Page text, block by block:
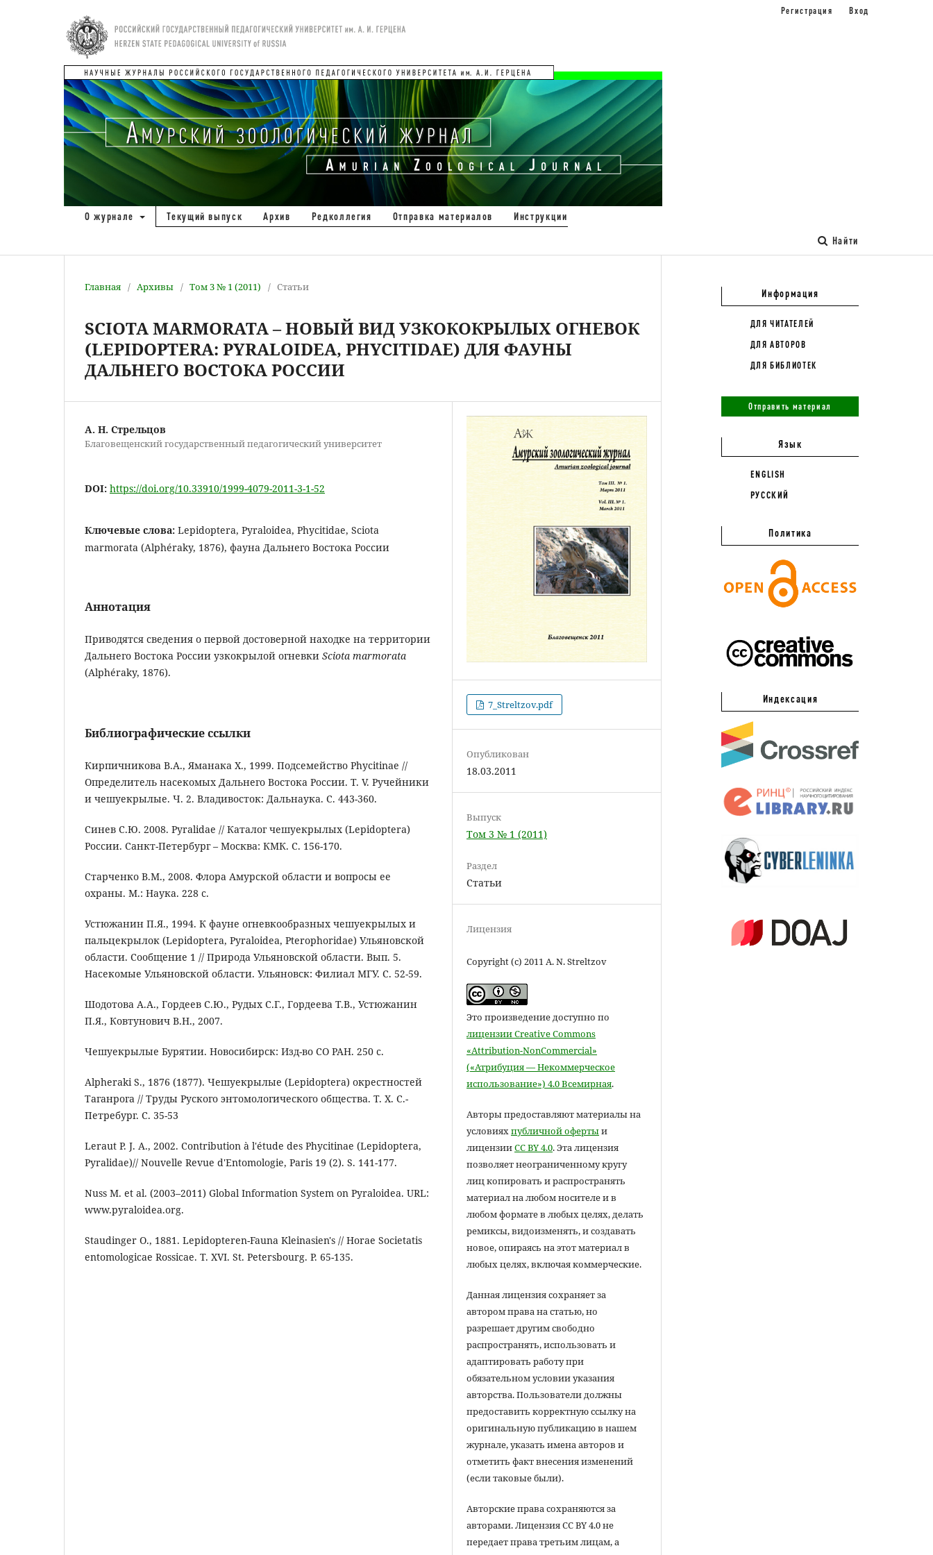
О журнале Текущий выпуск Архив Редколлегия Отправка материалов Инструкции
Найти
Регистрация Вход
Главная / Архивы / Том 3 № 1 (2011) / Статьи
SCIOTA MARMORATA – НОВЫЙ ВИД УЗКОКОКРЫЛЫХ ОГНЕВОК
(LEPIDOPTERA: PYRALOIDEA, PHYCITIDAE) ДЛЯ ФАУНЫ
ДАЛЬНЕГО ВОСТОКА РОССИИ
А. Н. Стрельцов
Благовещенский государственный педагогический университет
DOI: https://doi.org/10.33910/1999-4079-2011-3-1-52
Ключевые слова: Lepidoptera, Pyraloidea, Phycitidae, Sciota
marmorata (Alphéraky, 1876), фаунa Дальнего Востока России
Аннотация
Приводятся сведения о первой достоверной находке на территории
Дальнего Востока России узкокрылой огневки Sciota marmorata
(Alphéraky, 1876).
Библиографические ссылки
Кирпичникова В.А., Яманака Х., 1999. Подсемейство Phycitinae //
Определитель насекомых Дальнего Востока России. Т. V. Ручейники
и чешуекрылые. Ч. 2. Владивосток: Дальнаука. С. 443-360.
Синев С.Ю. 2008. Pyralidae // Каталог чешуекрылых (Lepidoptera)
России. Санкт-Петербург – Москва: КМК. С. 156-170.
Старченко В.М., 2008. Флора Амурской области и вопросы ее
охраны. М.: Наука. 228 с.
Устюжанин П.Я., 1994. К фауне огневкообразных чешуекрылых и
пальцекрылок (Lepidoptera, Pyraloidea, Pterophoridae) Ульяновской
области. Сообщение 1 // Природа Ульяновской области. Вып. 5.
Насекомые Ульяновской области. Ульяновск: Филиал МГУ. C. 52-59.
Шодотова А.А., Гордеев С.Ю., Рудых С.Г., Гордеева Т.В., Устюжанин
П.Я., Ковтунович В.Н., 2007.
Чешуекрылые Бурятии. Новосибирск: Изд-во СО РАН. 250 с.
Alpheraki S., 1876 (1877). Чешуекрылые (Lepidoptera) окрестностей
Таганрога // Труды Руского энтомологического общества. Т. X. С.-
Петребург. С. 35-53
Leraut P. J. A., 2002. Contribution à l'étude des Phycitinae (Lepidoptera,
Pyralidae)// Nouvelle Revue d'Entomologie, Paris 19 (2). S. 141-177.
Nuss M. et al. (2003–2011) Global Information System on Pyraloidea. URL:
www.pyraloidea.org.
Staudinger O., 1881. Lepidopteren-Fauna Kleinasien's // Horae Societatis
entomologicae Rossicae. Т. XVI. St. Petersbourg. P. 65-135.
7_Streltzov.pdf
Опубликован
18.03.2011
Выпуск
Том 3 № 1 (2011)
Раздел
Статьи
Лицензия
Copyright (c) 2011 A. N. Streltzov
Это произведение доступно по
лицензии Creative Commons
«Attribution-NonCommercial»
(«Атрибуция — Некоммерческое
использование») 4.0 Всемирная.
Авторы предоставляют материалы на
условияхпубличной офертыи
лицензииCC BY 4.0. Эта лицензия
позволяет неограниченному кругу
лиц копировать и распространять
материал на любом носителе и в
любом формате в любых целях, делать
ремиксы, видоизменять, и создавать
новое, опираясь на этот материал в
любых целях, включая коммерческие.
Данная лицензия сохраняет за
автором права на статью, но
разрешает другим свободно
распространять, использовать и
адаптировать работу при
обязательном условии указания
авторства. Пользователи должны
предоставить корректную ссылку на
оригинальную публикацию в нашем
журнале, указать имена авторов и
отметить факт внесения изменений
(если таковые были).
Авторские права сохраняются за
авторами. Лицензия CC BY 4.0 не
передает права третьим лицам, а
Информация
ДЛЯ ЧИТАТЕЛЕЙ
ДЛЯ АВТОРОВ
ДЛЯ БИБЛИОТЕК
Отправить материал
Язык
ENGLISH
РУССКИЙ
Политика
Индексация